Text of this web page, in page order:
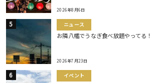
2026年8月6日
ニュース
お隣八幡でうなぎ食べ放題やってる！
2026年7月23日
イベント